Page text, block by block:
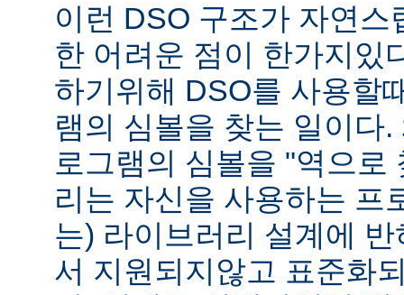
이런 DSO 구조가 자연
한 어려운 점이 한가지있
하기위해 DSO를 사용할
램의 심볼을 찾는 일이다
로그램의 심볼을 "역으로
리는 자신을 사용하는 프
는) 라이브러리 설계에
서 지원되지않고 표준화